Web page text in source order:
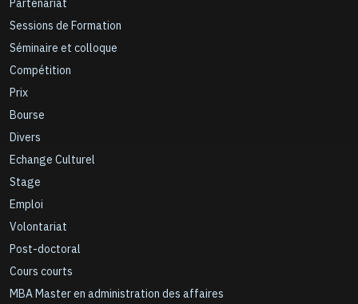
Partenariat
Sessions de Formation
Séminaire et colloque
Compétition
Prix
Bourse
Divers
Echange Culturel
Stage
Emploi
Volontariat
Post-doctoral
Cours courts
MBA Master en administration des affaires